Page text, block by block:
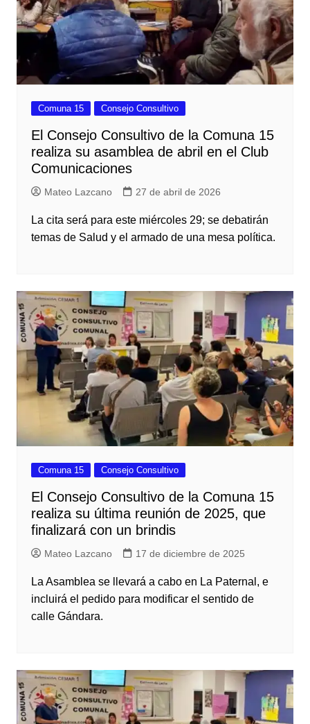
Comuna 15 Consejo Consultivo
El Consejo Consultivo de la Comuna 15
realiza su asamblea de abril en el Club
Comunicaciones
Mateo Lazcano 27 de abril de 2026
La cita será para este miércoles 29; se debatirán
temas de Salud y el armado de una mesa política.
Comuna 15 Consejo Consultivo
El Consejo Consultivo de la Comuna 15
realiza su última reunión de 2025, que
finalizará con un brindis
Mateo Lazcano 17 de diciembre de 2025
La Asamblea se llevará a cabo en La Paternal, e
incluirá el pedido para modificar el sentido de
calle Gándara.